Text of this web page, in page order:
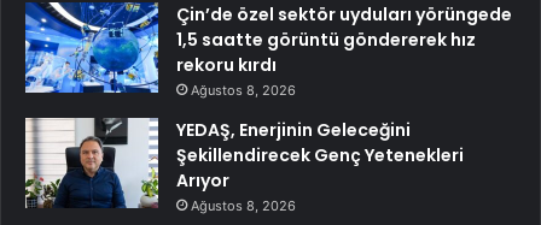
Çin’de özel sektör uyduları yörüngede
1,5 saatte görüntü göndererek hız
rekoru kırdı
Ağustos 8, 2026
YEDAŞ, Enerjinin Geleceğini
Şekillendirecek Genç Yetenekleri
Arıyor
Ağustos 8, 2026